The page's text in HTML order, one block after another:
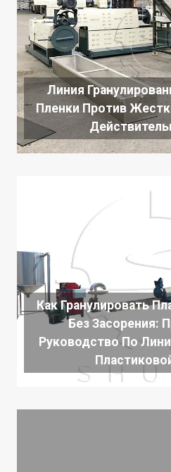
Линия
Пленки Против
Как Гранулировать
Без Засорения:
Руководство По